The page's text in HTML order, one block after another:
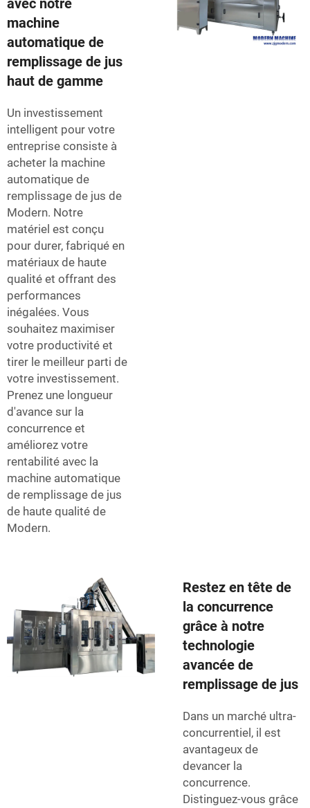
avec notre
machine
automatique de
remplissage de jus
haut de gamme
Un investissement
intelligent pour votre
entreprise consiste à
acheter la machine
automatique de
remplissage de jus de
Modern. Notre
matériel est conçu
pour durer, fabriqué en
matériaux de haute
qualité et offrant des
performances
inégalées. Vous
souhaitez maximiser
votre productivité et
tirer le meilleur parti de
votre investissement.
Prenez une longueur
d'avance sur la
concurrence et
améliorez votre
rentabilité avec la
machine automatique
de remplissage de jus
de haute qualité de
Modern.
Restez en tête de
la concurrence
grâce à notre
technologie
avancée de
remplissage de jus
Dans un marché ultra-
concurrentiel, il est
avantageux de
devancer la
concurrence.
Distinguez-vous grâce